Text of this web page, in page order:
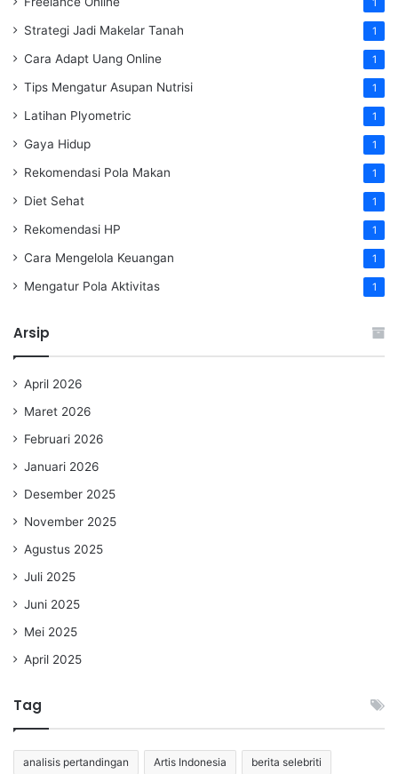
1
Strategi Jadi Makelar Tanah 1
Cara Adapt Uang Online 1
Tips Mengatur Asupan Nutrisi 1
Latihan Plyometric 1
Gaya Hidup 1
Rekomendasi Pola Makan 1
Diet Sehat 1
Rekomendasi HP 1
Cara Mengelola Keuangan 1
Mengatur Pola Aktivitas 1
Arsip
April 2026
Maret 2026
Februari 2026
Januari 2026
Desember 2025
November 2025
Agustus 2025
Juli 2025
Juni 2025
Mei 2025
April 2025
Tag
analisis pertandingan Artis Indonesia berita selebriti